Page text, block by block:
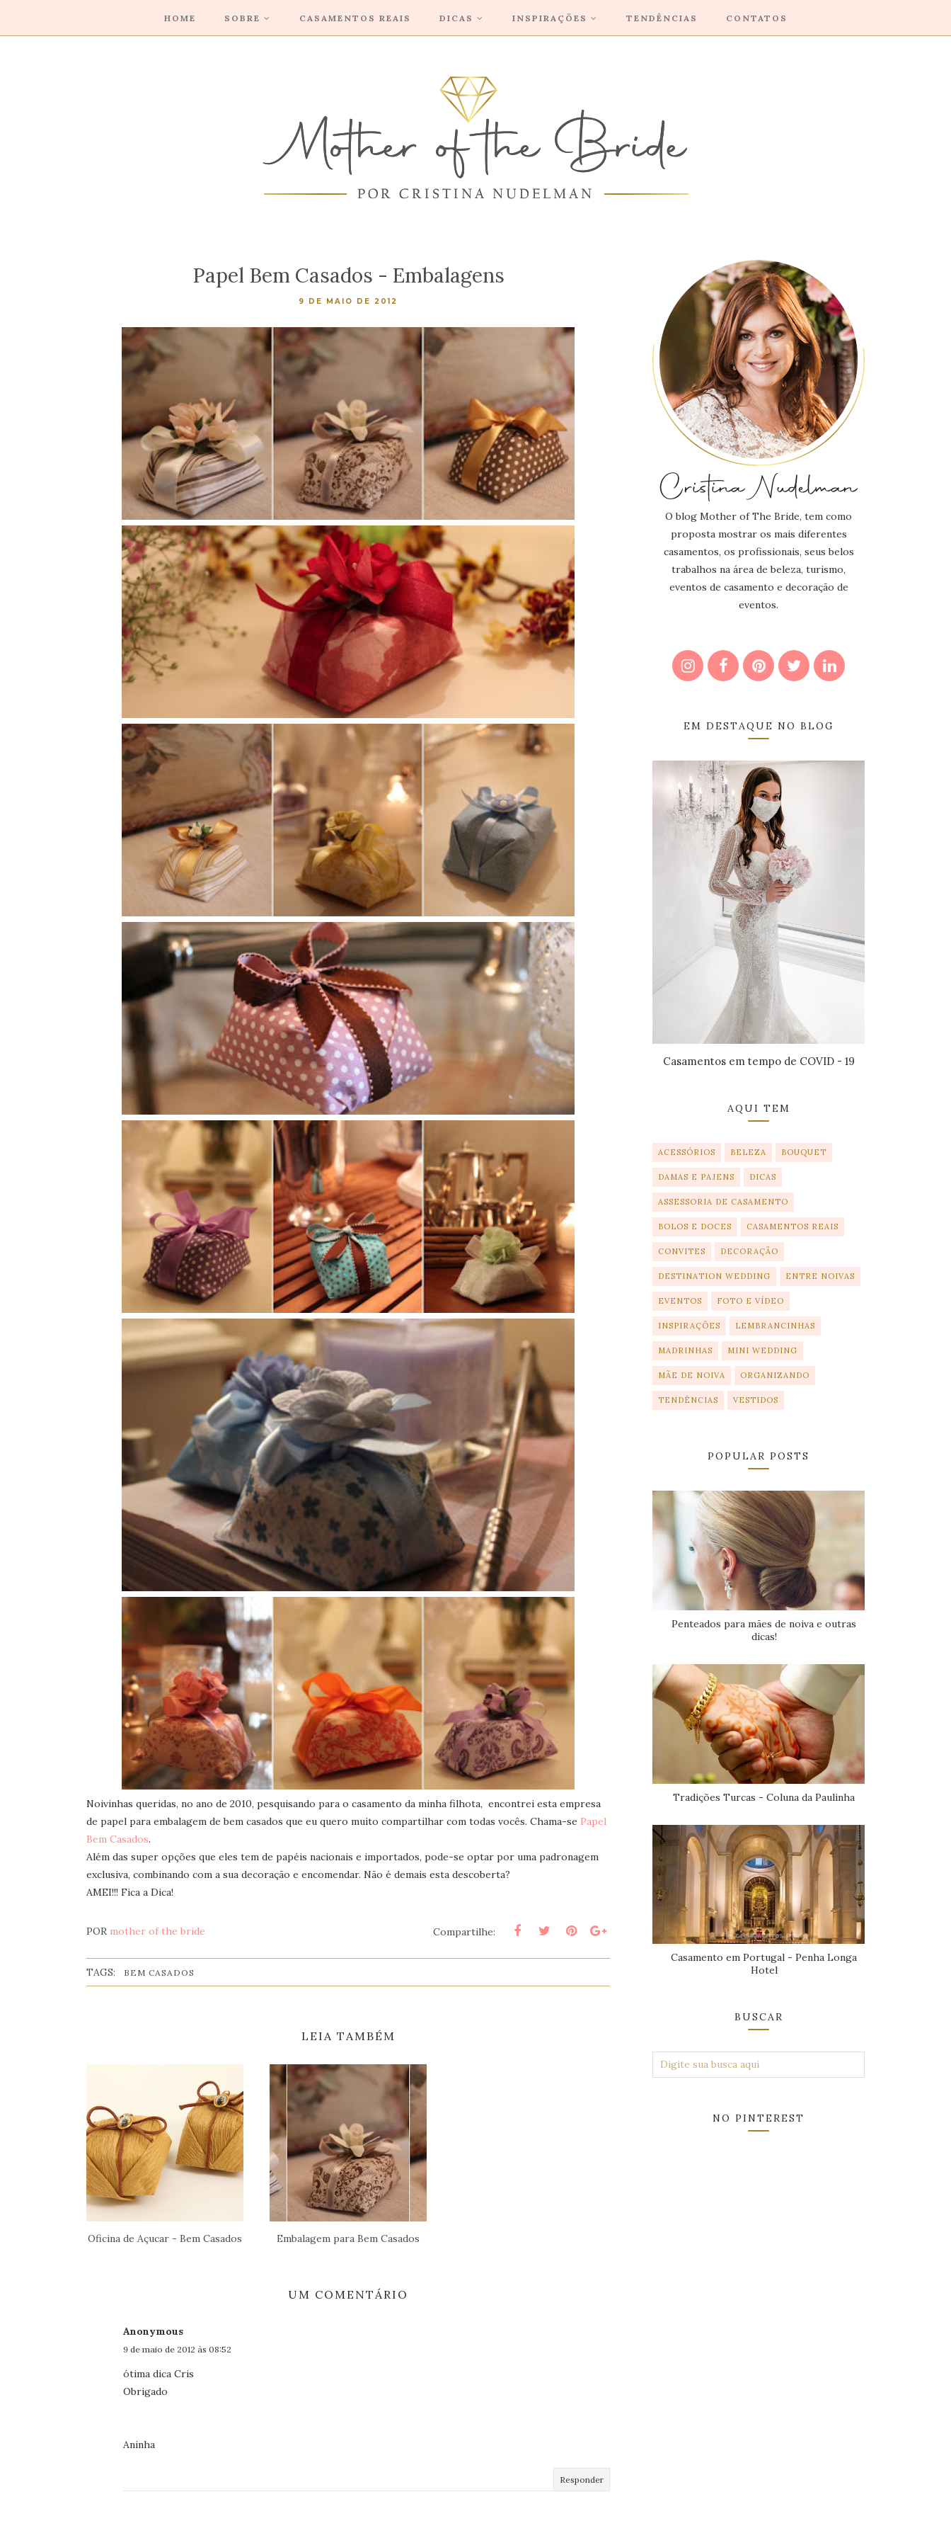
HOME SOBRE CASAMENTOS REAIS DICAS INSPIRAÇÕES TENDÊNCIAS CONTATOS
Papel Bem Casados - Embalagens
9 DE MAIO DE 2012
Noivinhas queridas, no ano de 2010, pesquisando para o casamento da minha filhota, encontrei esta empresa
de papel para embalagem de bem casados que eu quero muito compartilhar com todas vocês. Chama-se Papel
Bem Casados.
Além das super opções que eles tem de papéis nacionais e importados, pode-se optar por uma padronagem
exclusiva, combinando com a sua decoração e encomendar. Não é demais esta descoberta?
AMEI!!! Fica a Dica!
POR mother of the bride Compartilhe:
TAGS: BEM CASADOS
LEIA TAMBÉM
Oficina de Açucar - Bem Casados Embalagem para Bem Casados
UM COMENTÁRIO
Anonymous
9 de maio de 2012 às 08:52
ótima dica Cris
Obrigado
Aninha
Responder
O blog Mother of The Bride, tem como
proposta mostrar os mais diferentes
casamentos, os profissionais, seus belos
trabalhos na área de beleza, turismo,
eventos de casamento e decoração de
eventos.
EM DESTAQUE NO BLOG
Casamentos em tempo de COVID - 19
AQUI TEM
ACESSÓRIOS BELEZA BOUQUET
DAMAS E PAJENS DICAS
ASSESSORIA DE CASAMENTO
BOLOS E DOCES CASAMENTOS REAIS
CONVITES DECORAÇÃO
DESTINATION WEDDING ENTRE NOIVAS
EVENTOS FOTO E VÍDEO
INSPIRAÇÕES LEMBRANCINHAS
MADRINHAS MINI WEDDING
MÃE DE NOIVA ORGANIZANDO
TENDÊNCIAS VESTIDOS
POPULAR POSTS
Penteados para mães de noiva e outras
dicas!
Tradições Turcas - Coluna da Paulinha
Casamento em Portugal - Penha Longa
Hotel
BUSCAR
NO PINTEREST